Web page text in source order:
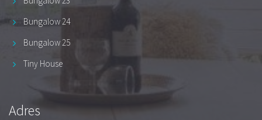
Bungalow 24
Bungalow 25
Tiny House
Adres